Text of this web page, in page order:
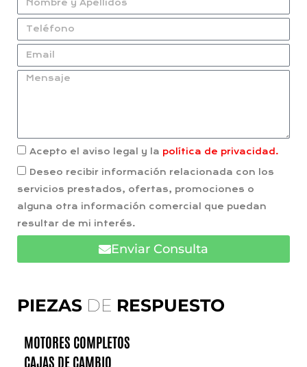
PIEZAS DE RESPUESTO
MOTORES COMPLETOS
CAJAS DE CAMBIO
Acepto el aviso legal y la política de privacidad.
Deseo recibir información relacionada con los
servicios prestados, ofertas, promociones o
alguna otra información comercial que puedan
resultar de mi interés.
Enviar Consulta